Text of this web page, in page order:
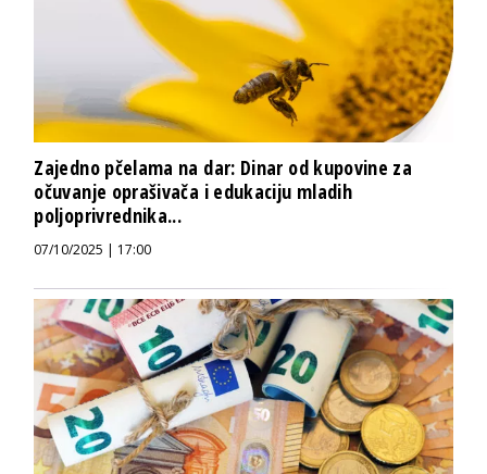
Zajedno pčelama na dar: Dinar od kupovine za
očuvanje oprašivača i edukaciju mladih
poljoprivrednika...
07/10/2025 | 17:00